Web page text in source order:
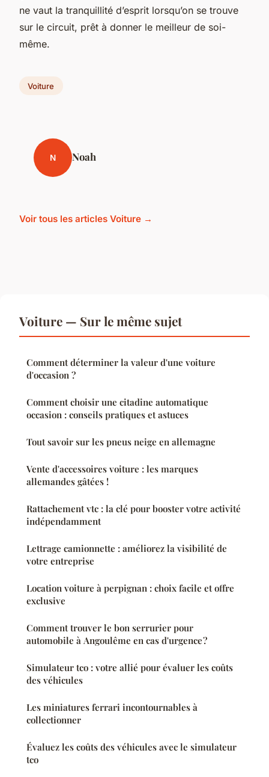
ne vaut la tranquillité d’esprit lorsqu’on se trouve
sur le circuit, prêt à donner le meilleur de soi-
même.
Voiture
N Noah
Voir tous les articles Voiture →
Voiture — Sur le même sujet
Comment déterminer la valeur d'une voiture
d'occasion ?
Comment choisir une citadine automatique
occasion : conseils pratiques et astuces
Tout savoir sur les pneus neige en allemagne
Vente d'accessoires voiture : les marques
allemandes gâtées !
Rattachement vtc : la clé pour booster votre activité
indépendamment
Lettrage camionnette : améliorez la visibilité de
votre entreprise
Location voiture à perpignan : choix facile et offre
exclusive
Comment trouver le bon serrurier pour
automobile à Angoulême en cas d'urgence ?
Simulateur tco : votre allié pour évaluer les coûts
des véhicules
Les miniatures ferrari incontournables à
collectionner
Évaluez les coûts des véhicules avec le simulateur
tco